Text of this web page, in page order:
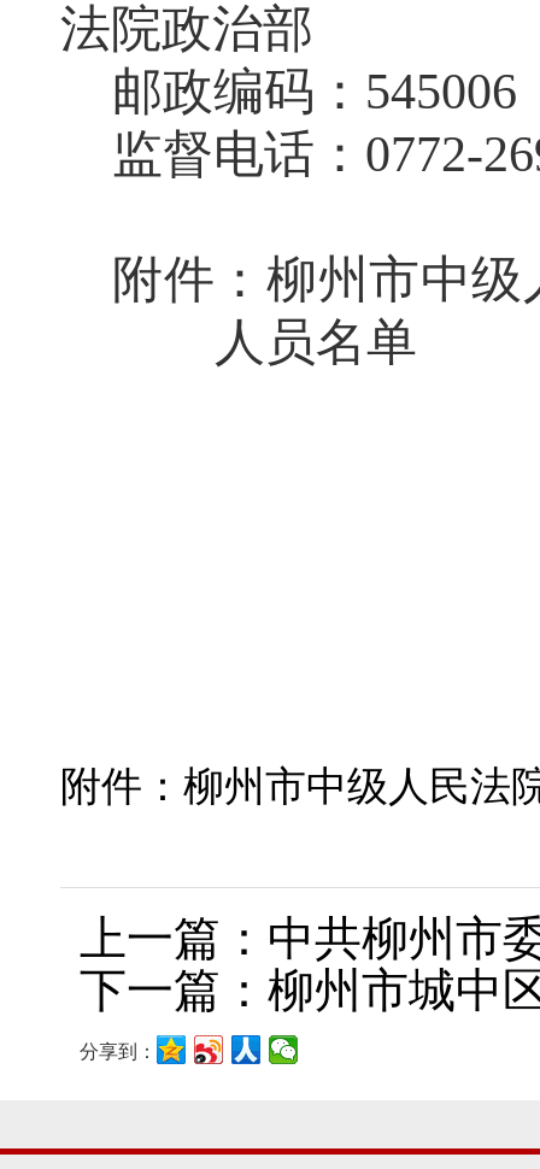
法院政治部
邮政编码： 545006
监督电话： 0772-
附件：柳州市中级
人员名单
附件：柳州市中级人民法
上一篇：中共柳州市
下一篇：柳州市城中
分享到：